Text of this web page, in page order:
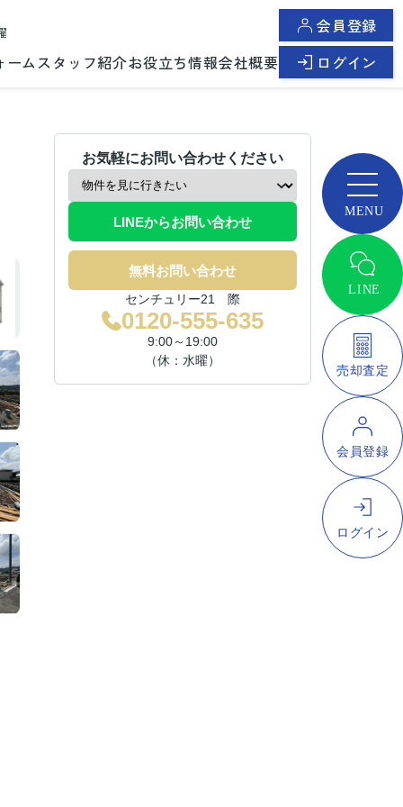
ーム スタッフ紹介お役立ち情報会社概要
会員登録
ログイン
お気軽にお問い合わせください
LINEからお問い合わせ
無料お問い合わせ
センチュリー21 際
0120-555-635
9:00～19:00
（休：水曜）